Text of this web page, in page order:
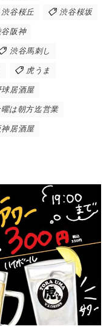
渋谷桜丘 渋谷桜坂
谷阪神
渋谷馬刺し
虎うま
球居酒屋
曜は朝方迄営業
神居酒屋